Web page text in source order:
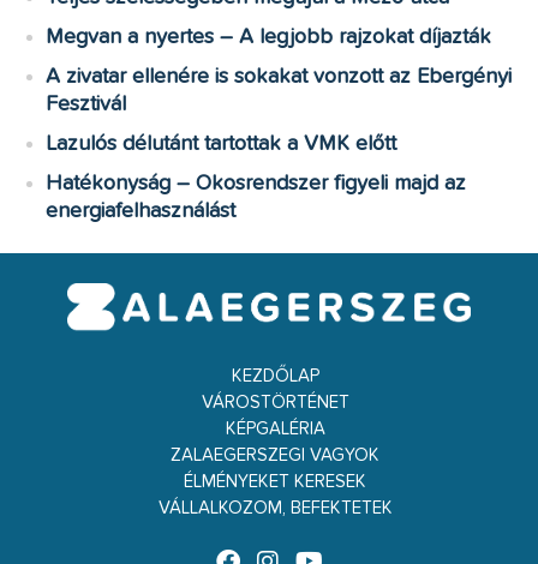
Megvan a nyertes – A legjobb rajzokat díjazták
A zivatar ellenére is sokakat vonzott az Ebergényi
Fesztivál
Lazulós délutánt tartottak a VMK előtt
Hatékonyság – Okosrendszer figyeli majd az
energiafelhasználást
KEZDŐLAP
VÁROSTÖRTÉNET
KÉPGALÉRIA
ZALAEGERSZEGI VAGYOK
ÉLMÉNYEKET KERESEK
VÁLLALKOZOM, BEFEKTETEK